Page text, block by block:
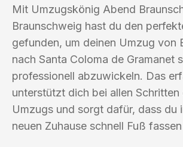
Mit Umzugskönig Abend
Braunschweig hast du den
gefunden, um deinen Umzug von
nach Santa Coloma de Gramanet
professionell abzuwickeln. Das
unterstützt dich bei allen Schritten
Umzugs und sorgt dafür, dass du
neuen Zuhause schnell Fuß